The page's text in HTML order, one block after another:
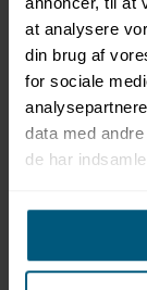
at analysere
din brug af
for sociale
data med
de har
Vægt: 642
Med TRiB:
gør det
lufttryk
Kan